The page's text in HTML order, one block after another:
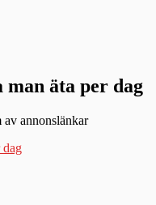
äta per dag
annonslänkar